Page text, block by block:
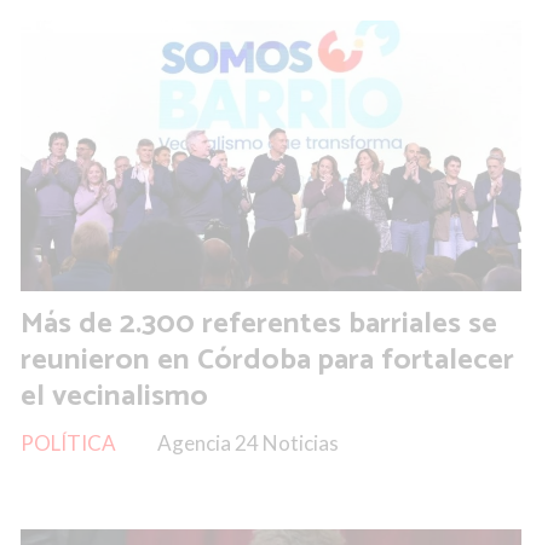
Más de 2.300 referentes barriales se
reunieron en Córdoba para fortalecer
el vecinalismo
Agencia 24 Noticias
POLÍTICA